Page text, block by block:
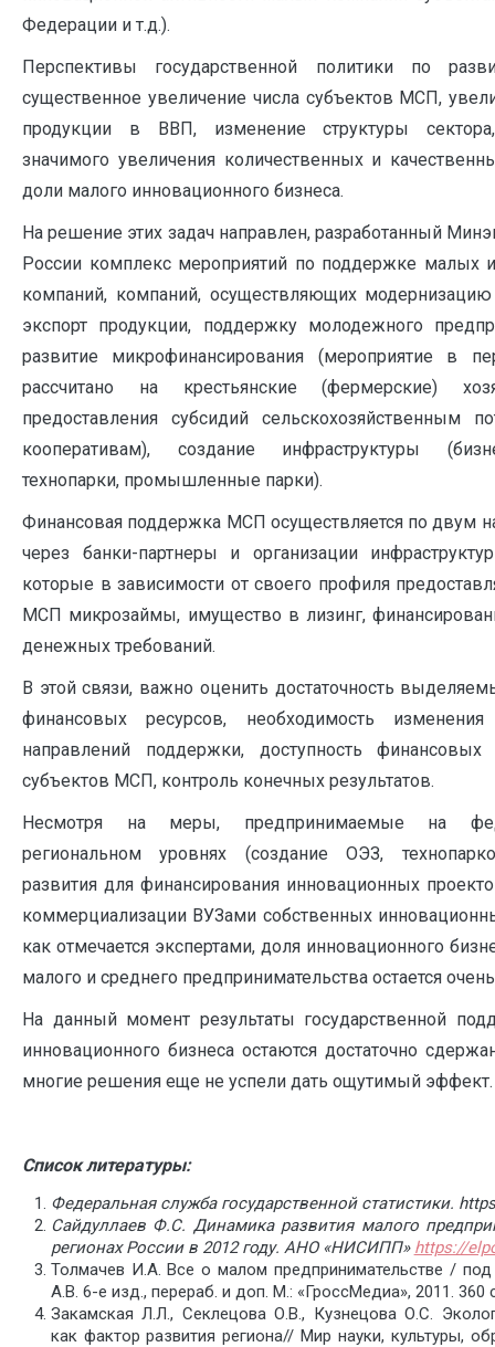
Федерации и т.д.).
Перспективы государственной политики по
существенное увеличение числа субъектов МСП,
продукции в ВВП, изменение структуры
значимого увеличения количественных и
доли малого инновационного бизнеса.
На решение этих задач направлен, разработанный
России комплекс мероприятий по поддержке малых
компаний, компаний, осуществляющих модернизацию
экспорт продукции, поддержку молодежного
развитие микрофинансирования (мероприятие в
рассчитано на крестьянские (фермерские)
предоставления субсидий сельскохозяйственным
кооперативам), создание инфраструктуры
технопарки, промышленные парки).
Финансовая поддержка МСП осуществляется по двум
через банки-партнеры и организации
которые в зависимости от своего профиля
МСП микрозаймы, имущество в лизинг,
денежных требований.
В этой связи, важно оценить достаточность
финансовых ресурсов, необходимость изменения
направлений поддержки, доступность
субъектов МСП, контроль конечных результатов.
Несмотря на меры, предпринимаемые на
региональном уровнях (создание ОЭЗ,
развития для финансирования инновационных
коммерциализации ВУЗами собственных
как отмечается экспертами, доля инновационного
малого и среднего предпринимательства остается
На данный момент результаты государственной
инновационного бизнеса остаются достаточно
многие решения еще не успели дать ощутимый эффект.
Список литературы:
Федеральная служба государственной статистики.
Сайдуллаев Ф.С. Динамика развития малого
регионах России в 2012 году. АНО «НИСИПП» https://
Толмачев И.А. Все о малом предпринимательстве /
А.В. 6-е изд., перераб. и доп. М.: «ГроссМедиа», 2011. 360
Закамская Л.Л., Секлецова О.В., Кузнецова О.С.
как фактор развития региона// Мир науки, культуры,